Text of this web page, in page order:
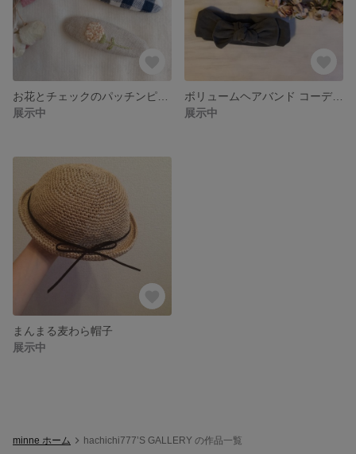
展示中
展示中
まんまる麦わら帽子
展示中
minne ホーム hachichi777’S GALLERY の作品一覧